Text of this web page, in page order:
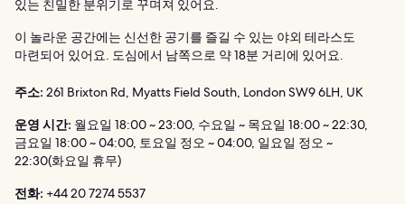
있는 친밀한 분위기로 꾸며져 있어요.
이 놀라운 공간에는 신선한 공기를 즐길 수 있는 야외 테라스도
마련되어 있어요. 도심에서 남쪽으로 약 18분 거리에 있어요.
주소: 261 Brixton Rd, Myatts Field South, London SW9 6LH, UK
운영 시간: 월요일 18:00 ~ 23:00, 수요일 ~ 목요일 18:00 ~ 22:30,
금요일 18:00 ~ 04:00, 토요일 정오 ~ 04:00, 일요일 정오 ~
22:30(화요일 휴무)
전화: +44 20 7274 5537